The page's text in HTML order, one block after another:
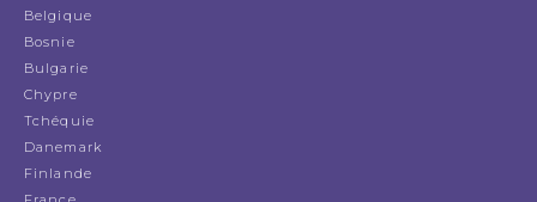
Belgique
Bosnie
Bulgarie
Chypre
Tchéquie
Danemark
Finlande